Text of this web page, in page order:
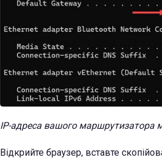
IP-адреса вашого маршрутизатора
Відкрийте браузер, вставте